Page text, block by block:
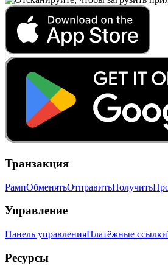
Транзакция
РампОбменятьОтправитьПолучить
Управление
Панель управленияПлатёжные ссылки
Ресурсы